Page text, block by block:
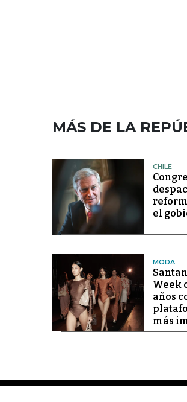
MÁS DE LA
CHILE
el
MODA
Week
años
más